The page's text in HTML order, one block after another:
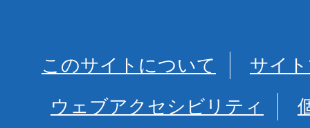
このサイトについて
サイ
ウェブアクセシビリティ